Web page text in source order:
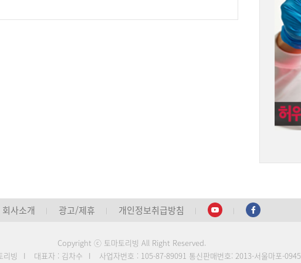
회사소개 광고/제휴 개인정보취급방침
Copyright ⓒ 토마토리빙 All Right Reserved.
리빙
I 대표자 : 김차수 I 사업자번호 : 105-87-89091 통신판매번호: 2013-서울마포-0945